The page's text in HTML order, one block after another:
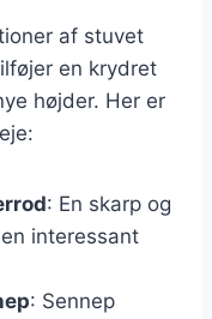
af stuvet
en krydret
højder. Her er
: En skarp og
interessant
: Sennep